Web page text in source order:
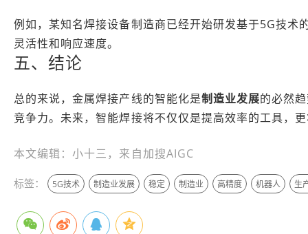
例如，某知名焊接设备制造商已经开始研发基于5G技
灵活性和响应速度。
五、结论
总的来说，金属焊接产线的智能化是制造业发展的必然
竞争力。未来，智能焊接将不仅仅是提高效率的工具，
本文编辑：小十三，来自加搜AIGC
标签： 5G技术 制造业发展 稳定 制造业 高精度 机器人 生